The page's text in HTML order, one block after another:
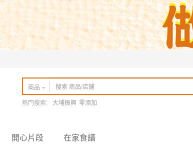
商品
熱門搜索: 大埔振興 零添加
開心片段 在家食譜